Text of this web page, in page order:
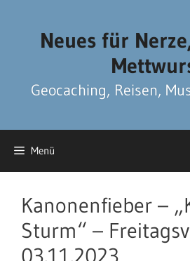
Neues für
Geocaching, Reisen,
Menü
Kanonenfieber –
Sturm“ –
03.11.2023